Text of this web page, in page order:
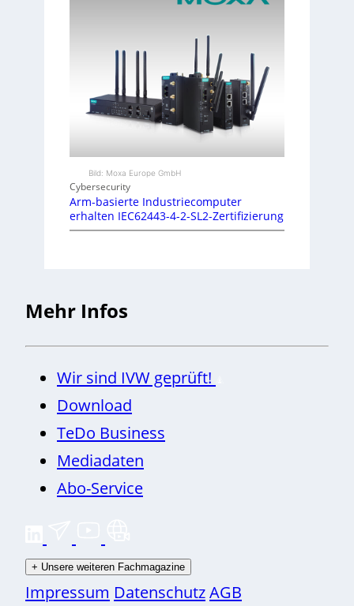
Bild: Moxa Europe GmbH
Cybersecurity
Arm-basierte Industriecomputer
erhalten IEC62443-4-2-SL2-Zertifizierung
Mehr Infos
Wir sind IVW geprüft!
Download
TeDo Business
Mediadaten
Abo-Service
+ Unsere weiteren Fachmagazine
Impressum DatenschutzAGB